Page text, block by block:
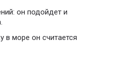
он подойдет и
в море он считается